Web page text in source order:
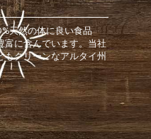
天然の体に良い食品
富に含んでいます。当社
もクリーンなアルタイ州